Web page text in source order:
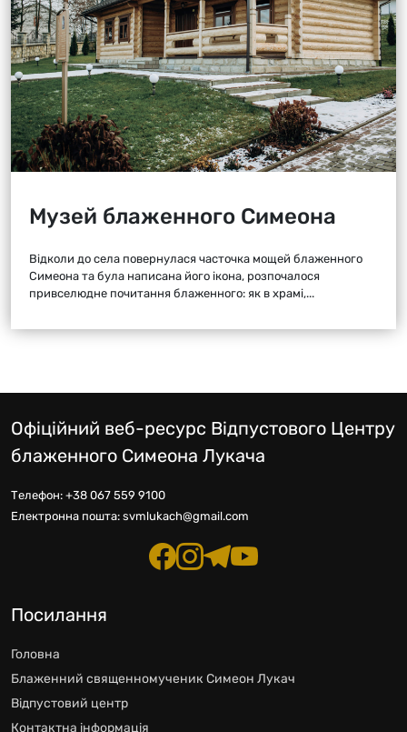
Музей блаженного Симеона
Відколи до села повернулася часточка мощей блаженного
Симеона та була написана його ікона, розпочалося
привселюдне почитання блаженного: як в храмі,...
Офіційний веб-ресурс Відпустового Центру
блаженного Симеона Лукача
Телефон: +38 067 559 9100
Електронна пошта: svmlukach@gmail.com
Посилання
Головна
Блаженний священномученик Симеон Лукач
Відпустовий центр
Контактна інформація